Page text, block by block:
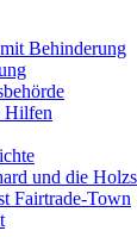
Behinderung
Hilfen
und die
Fairtrade-Town